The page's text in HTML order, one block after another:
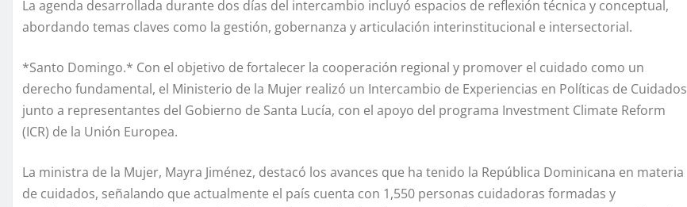
La agenda desarrollada durante dos días del intercambio incluyó espacios de reflexión técnica y conceptual,
abordando temas claves como la gestión, gobernanza y articulación interinstitucional e intersectorial.
*Santo Domingo.* Con el objetivo de fortalecer la cooperación regional y promover el cuidado como un
derecho fundamental, el Ministerio de la Mujer realizó un Intercambio de Experiencias en Políticas de Cuidados
junto a representantes del Gobierno de Santa Lucía, con el apoyo del programa Investment Climate Reform
(ICR) de la Unión Europea.
La ministra de la Mujer, Mayra Jiménez, destacó los avances que ha tenido la República Dominicana en materia
de cuidados, señalando que actualmente el país cuenta con 1,550 personas cuidadoras formadas y